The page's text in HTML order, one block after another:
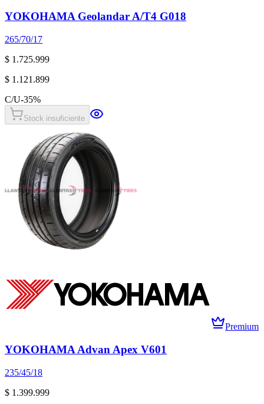
YOKOHAMA Geolandar A/T4 G018
265/70/17
$ 1.725.999
$ 1.121.899
C/U-35%
Stock insuficiente
Premium
YOKOHAMA Advan Apex V601
235/45/18
$ 1.399.999